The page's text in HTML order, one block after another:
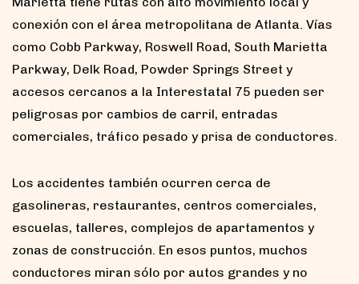
conexión con el área metropolitana de Atlanta. Vías
como Cobb Parkway, Roswell Road, South Marietta
Parkway, Delk Road, Powder Springs Street y
accesos cercanos a la Interestatal 75 pueden ser
peligrosas por cambios de carril, entradas
comerciales, tráfico pesado y prisa de conductores.
Los accidentes también ocurren cerca de
gasolineras, restaurantes, centros comerciales,
escuelas, talleres, complejos de apartamentos y
zonas de construcción. En esos puntos, muchos
conductores miran sólo por autos grandes y no